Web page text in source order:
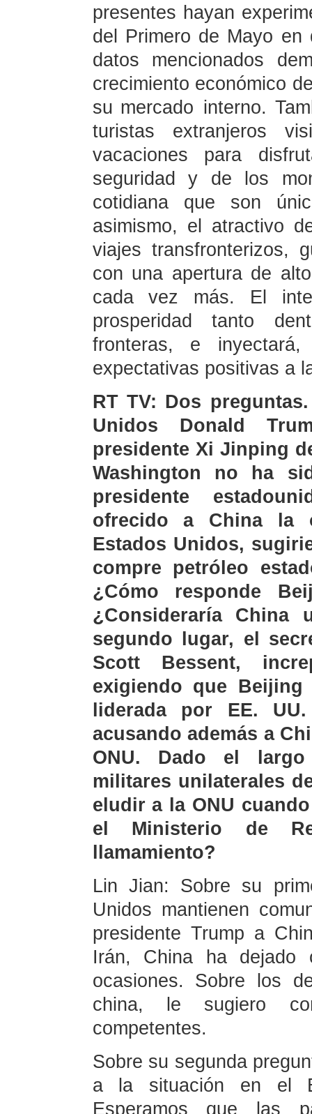
presentes hayan
del Primero de Mayo
datos mencionados
crecimiento económico
su mercado interno.
turistas extranjeros
vacaciones para
seguridad y de los
cotidiana que son
asimismo, el atractivo
viajes transfronterizos,
con una apertura de
cada vez más. El
prosperidad tanto
fronteras, e
expectativas positivas a
RT TV: Dos
Unidos Donald
presidente Xi Jinping
Washington no ha
presidente
ofrecido a China la
Estados Unidos,
compre petróleo
¿Cómo responde
¿Consideraría
segundo lugar, el
Scott Bessent,
exigiendo que
liderada por EE.
acusando además a
ONU. Dado el
militares unilaterales
eludir a la ONU
el Ministerio de
llamamiento?
Lin Jian: Sobre su
Unidos mantienen
presidente Trump a
Irán, China ha dejado
ocasiones. Sobre los
china, le sugiero
competentes.
Sobre su segunda
a la situación en el
Esperamos que las